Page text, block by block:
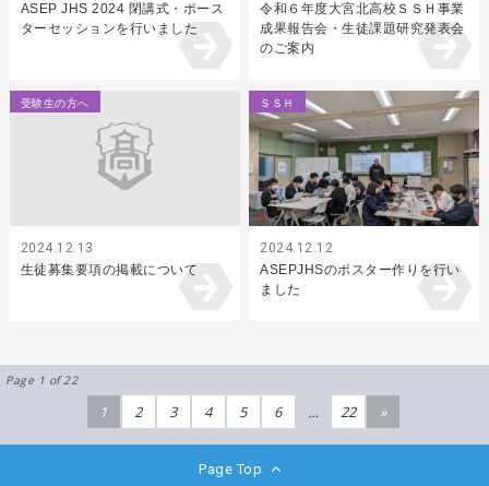
ASEP JHS 2024 閉講式・ポース
ターセッションを行いました
令和６年度大宮北高校ＳＳＨ事業
成果報告会・生徒課題研究発表会
のご案内
受験生の方へ
2024.12.13
生徒募集要項の掲載について
ＳＳＨ
2024.12.12
ASEPJHSのポスター作りを行い
ました
Page 1 of 22
1 2 3 4 5 6 … 22 »
Page Top